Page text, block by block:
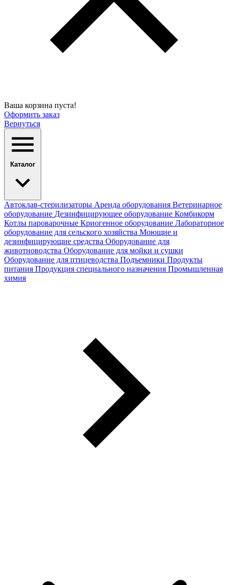
Ваша корзина пуста!
Оформить заказ
Вернуться
Каталог
Автоклав-стерилизаторы Аренда оборудования Ветеринарное
оборудование Дезинфицирующее оборудование Комбикорм
Котлы пароварочные Криогенное оборудование Лабораторное
оборудование для сельского хозяйства Моющие и
дезинфицирующие средства Оборудование для
животноводства Оборудование для мойки и сушки
Оборудование для птицеводства Подъемники Продукты
питания Продукция специального назначения Промышленная
химия